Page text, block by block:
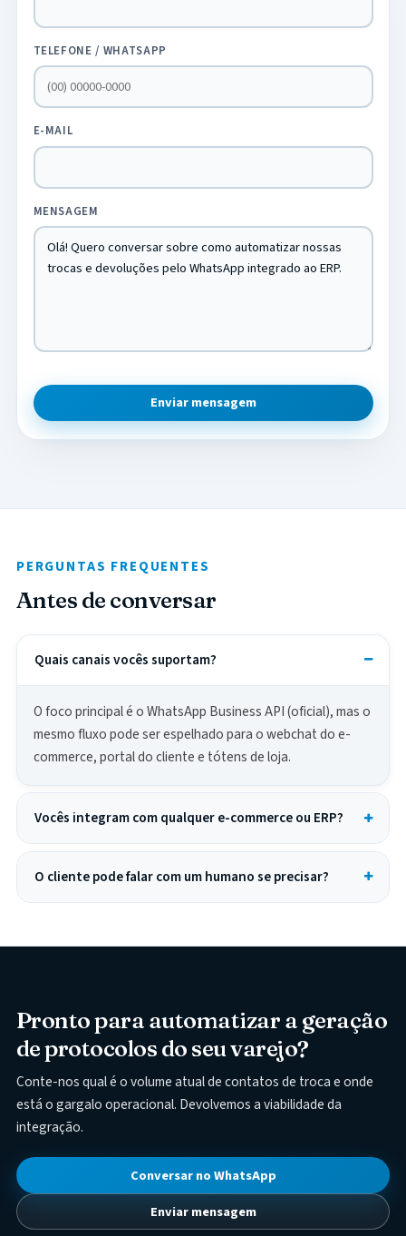
TELEFONE / WHATSAPP
E-MAIL
MENSAGEM
Enviar mensagem
PERGUNTAS FREQUENTES
Antes de conversar
Quais canais vocês suportam?
O foco principal é o WhatsApp Business API (oficial), mas o
mesmo fluxo pode ser espelhado para o webchat do e-
commerce, portal do cliente e tótens de loja.
Vocês integram com qualquer e-commerce ou ERP?
O cliente pode falar com um humano se precisar?
Pronto para automatizar a geração
de protocolos do seu varejo?
Conte-nos qual é o volume atual de contatos de troca e onde
está o gargalo operacional. Devolvemos a viabilidade da
integração.
Conversar no WhatsApp
Enviar mensagem